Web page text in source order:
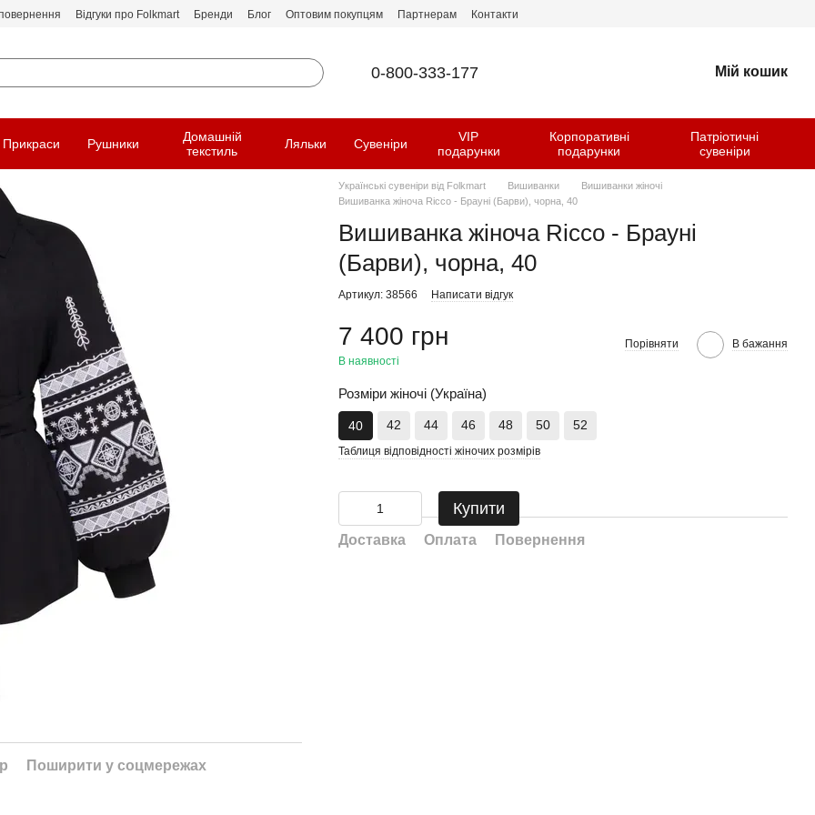
Відгуки про Folkmart Бренди Блог Оптовим покупцям Партнерам Контакти
0-800-333-177 Мій кошик
Прикраси Рушники
Домашній
текстиль
Ляльки Сувеніри
VIP
подарунки
Корпоративні
подарунки
Патріотичні
сувеніри
Поширити у соцмережах
Українські сувеніри від Folkmart Вишиванки
Вишиванки жіночі
Вишиванка жіноча Ricco - Брауні (Барви), чорна, 40
Вишиванка жіноча Ricco - Брауні
(Барви), чорна, 40
Артикул: 38566 Написати відгук
7 400 грн
В наявності
Порівняти В бажання
Розміри жіночі (Україна)
40 42 44 46 48 50 52
Таблиця відповідності жіночих розмірів
Купити
Доставка Оплата Повернення